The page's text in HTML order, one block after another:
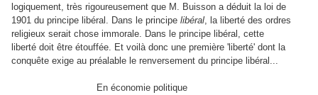
logiquement, très rigoureusement que M. Buisson a déduit la loi de
1901 du principe libéral. Dans le principe libéral, la liberté des ordres
religieux serait chose immorale. Dans le principe libéral, cette
liberté doit être étouffée. Et voilà donc une première 'liberté' dont la
conquête exige au préalable le renversement du principe libéral...
En économie politique